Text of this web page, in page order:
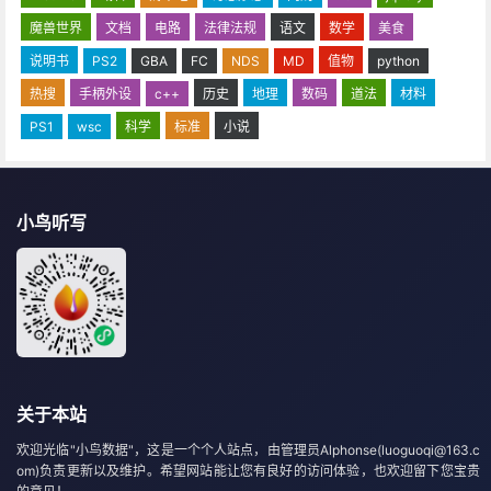
魔兽世界
文档 电路 法律法规 语文 数学
美食
说明书
PS2 GBA FC NDS MD 值物
python
热搜
手柄外设 c++ 历史 地理 数码 道法
材料
PS1
wsc 科学 标准 小说
小鸟听写
关于本站
欢迎光临"小鸟数据"，这是一个个人站点，由管理员Alphonse(luoguoqi@163.c
om)负责更新以及维护。希望网站能让您有良好的访问体验，也欢迎留下您宝贵